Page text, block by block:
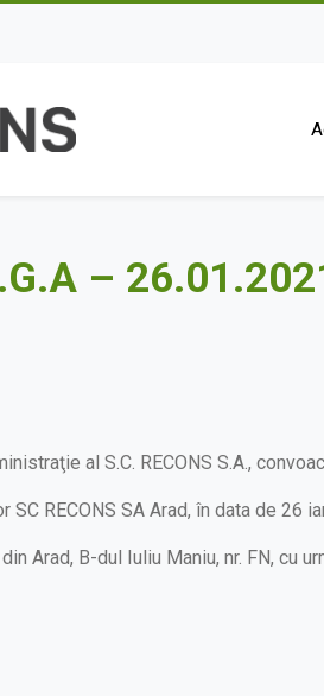
–
al S.C. RECONS S.A.,
SC RECONS SA Arad, în data de 26
Arad, B-dul Iuliu Maniu, nr. FN, cu